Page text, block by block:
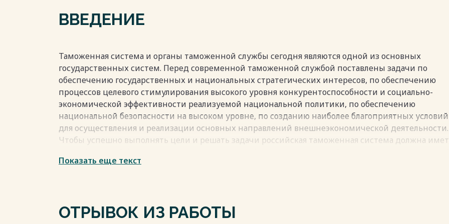
3.2 Оценка экономической эффективности мероприятий 55
Заключение 61
Весь текст будет доступенпосле покупки
ВВЕДЕНИЕ
Таможенная система и органы таможенной службы сегодня являются одной из основных
государственных систем. Перед современной таможенной службой поставлены задачи по
обеспечению государственных и национальных стратегических интересов, по обеспечению
процессов целевого стимулирования высокого уровня конкурентоспособности и социально-
экономической эффективности реализуемой национальной политики, по обеспечению
национальной безопасности на высоком уровне, по созданию наиболее благоприятных условий
для осуществления и реализации основных направлений внешнеэкономической деятельности.
Чтобы успешно выполнять цели и решать задачи российская таможенная система должна
базы, необходимого в работе таможенных органов оборудования, определенного количества
операции логистики, является уровень соответствия имеющейся таможенной инфраструктуры
Показать еще текст
ОТРЫВОК ИЗ РАБОТЫ